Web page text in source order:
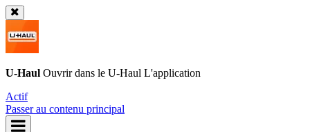
U-Haul Ouvrir dans le U-Haul L'application
Actif
Passer au contenu principal